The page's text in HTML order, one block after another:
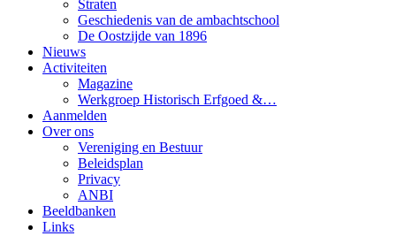
Straten
Geschiedenis van de ambachtschool
De Oostzijde van 1896
Nieuws
Activiteiten
Magazine
Werkgroep Historisch Erfgoed &…
Aanmelden
Over ons
Vereniging en Bestuur
Beleidsplan
Privacy
ANBI
Beeldbanken
Links